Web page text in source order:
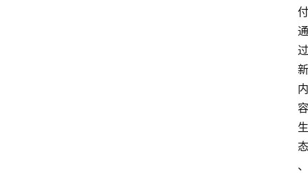
付
通
过
新
内
容
生
态
、